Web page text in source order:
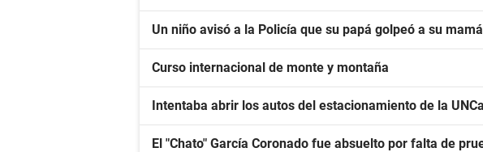
Un niño avisó a la Policía que su papá golpeó a su mamá
Curso internacional de monte y montaña
Intentaba abrir los autos del estacionamiento de la UNCa
El "Chato" García Coronado fue absuelto por falta de